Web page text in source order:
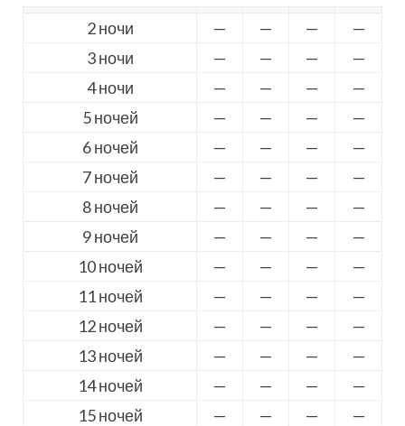
2 ночи — — —
—
3 ночи
— — —
—
4 ночи
— — —
—
5 ночей
— — —
—
6 ночей
— — —
—
7 ночей
— — —
—
8 ночей
— — —
—
9 ночей
— — —
—
10 ночей
— — —
—
11 ночей
— — —
—
12 ночей
— — —
—
13 ночей
— — —
—
14 ночей
— — —
—
15 ночей
— — — —